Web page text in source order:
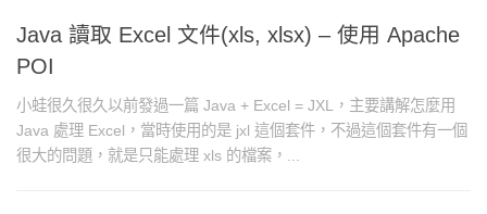
Java 讀取 Excel 文件(xls, xlsx) – 使用 Apache
POI
小蛙很久很久以前發過一篇 Java + Excel = JXL，主要講解怎麼用
Java 處理 Excel，當時使用的是 jxl 這個套件，不過這個套件有一個
很大的問題，就是只能處理 xls 的檔案，...